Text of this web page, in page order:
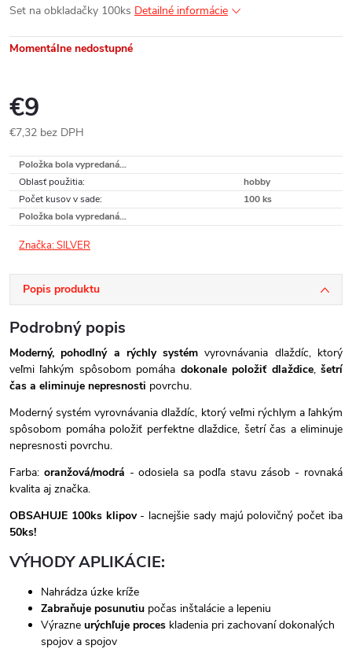
Set na obkladačky 100ks Detailné informácie
Momentálne nedostupné
€9
€7,32 bez DPH
cena:
Položka bola vypredaná…
Oblasť použitia:
hobby
Počet kusov v sade:
100 ks
Položka bola vypredaná…
Značka:SILVER
Popis produktu
Podrobný popis
Moderný, pohodlný a rýchly systém vyrovnávania dlaždíc, ktorý
veľmi ľahkým spôsobom pomáha dokonale položiť dlaždice,šetrí
čas a eliminuje nepresnosti povrchu.
Moderný systém vyrovnávania dlaždíc, ktorý veľmi rýchlym a ľahkým
spôsobom pomáha položiť perfektne dlaždice, šetrí čas a eliminuje
nepresnosti povrchu.
Farba: oranžová/modrá - odosiela sa podľa stavu zásob - rovnaká
kvalita aj značka.
OBSAHUJE 100ks klipov- lacnejšie sady majú polovičný počet iba
50ks!
VÝHODY APLIKÁCIE:
Nahrádza úzke kríže
Zabraňuje posunutiu počas inštalácie a lepeniu
Výrazne urýchľuje proces kladenia pri zachovaní dokonalých
spojov a spojov